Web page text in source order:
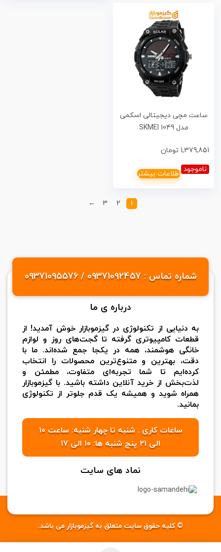
ساعت مچی دیجیتالی اسکمی
مدل 1049 SKMEI
1,379,851 تومان
ناموجود اطلاعات بیشتر
1
2
3
←
شماره تماس : 09371092457 / 09371095576
درباره ی ما
به دنیایی از تکنولوژی در گیزموبازار خوش آمدید! از
قطعات کامپیوتری گرفته تا گجت‌های روز و لوازم
خانگی هوشمند، همه در یکجا جمع شده‌اند. ما با
دقت، بهترین و متنوع‌ترین محصولات را انتخاب
کرده‌ایم تا شما تجربه‌ای متفاوت، مطمئن و
لذت‌بخش از خرید آنلاین داشته باشید. با گیزموبازار
همراه شوید و همیشه یک قدم جلوتر از تکنولوژی
بمانید.
ساعات کاری : شنبه تا چهار شنبه: ساعت ۱۰
الی ۲۱ پنج شنبه ها: ۱۰ الی ۱۷
نماد های سایت
© کلیه حقوق سایت متعلق به گیزموبازار می باشد.